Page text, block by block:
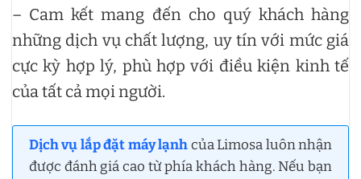
– Cam kết mang đến cho quý khách hàng
những dịch vụ chất lượng, uy tín với mức giá
cực kỳ hợp lý, phù hợp với điều kiện kinh tế
của tất cả mọi người.
Dịch vụ lắp đặt máy lạnhcủa Limosa luôn nhận
được đánh giá cao từ phía khách hàng. Nếu bạn